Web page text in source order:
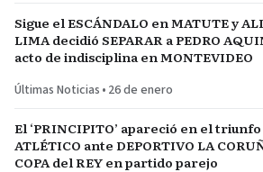
Sigue el ESCÁNDALO en MATUTE y
LIMA decidió SEPARAR a PEDRO
acto de indisciplina en MONTEVIDEO
Últimas Noticias • 26 de enero
El ‘PRINCIPITO’ apareció en el
ATLÉTICO ante DEPORTIVO LA
COPA del REY en partido parejo